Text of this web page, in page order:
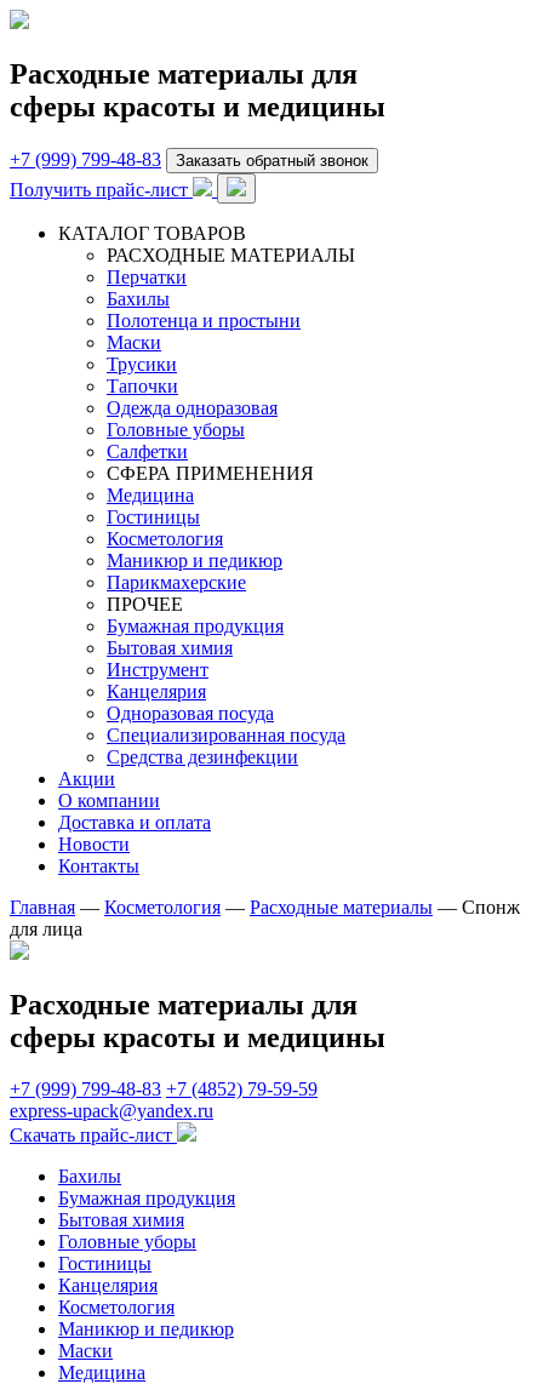
Расходные материалы для
сферы красоты и медицины
+7 (999) 799-48-83 Заказать обратный звонок
Получить прайс-лист
КАТАЛОГ ТОВАРОВ
РАСХОДНЫЕ МАТЕРИАЛЫ
Перчатки
Бахилы
Полотенца и простыни
Маски
Трусики
Тапочки
Одежда одноразовая
Головные уборы
Салфетки
СФЕРА ПРИМЕНЕНИЯ
Медицина
Гостиницы
Косметология
Маникюр и педикюр
Парикмахерские
ПРОЧЕЕ
Бумажная продукция
Бытовая химия
Инструмент
Канцелярия
Одноразовая посуда
Специализированная посуда
Средства дезинфекции
Акции
О компании
Доставка и оплата
Новости
Контакты
Главная — Косметология — Расходные материалы — Спонж
для лица
Расходные материалы для
сферы красоты и медицины
+7 (999) 799-48-83 +7 (4852) 79-59-59
express-upack@yandex.ru
Скачать прайс-лист
Бахилы
Бумажная продукция
Бытовая химия
Головные уборы
Гостиницы
Канцелярия
Косметология
Маникюр и педикюр
Маски
Медицина